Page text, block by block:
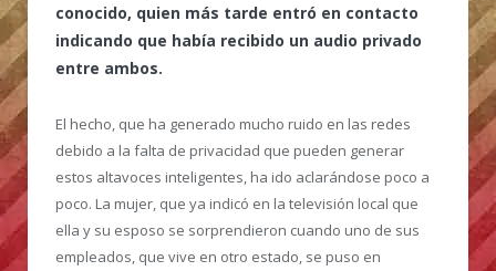
conocido, quien más tarde entró en contacto
indicando que había recibido un audio privado
entre ambos.
El hecho, que ha generado mucho ruido en las redes
debido a la falta de privacidad que pueden generar
estos altavoces inteligentes, ha ido aclarándose poco a
poco. La mujer, que ya indicó en la televisión local que
ella y su esposo se sorprendieron cuando uno de sus
empleados, que vive en otro estado, se puso en